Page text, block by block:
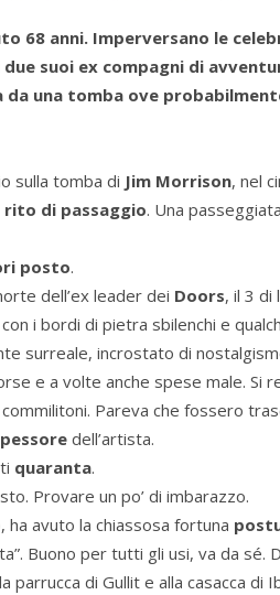
68 anni. Imperversano le
suoi ex compagni di
una tomba ove
sulla tomba di Jim Morrison, nel
rito di passaggio. Una
posto.
dell’ex leader dei Doors, il 3 di
i bordi di pietra sbilenchi e
surreale, incrostato di
e a volte anche spese male. Si
commilitoni. Pareva che fossero
dell’artista.
quaranta.
Provare un po’ di imbarazzo.
ha avuto la chiassosa fortuna
Buono per tutti gli usi, va da sé.
parrucca di Gullit e alla casacca di